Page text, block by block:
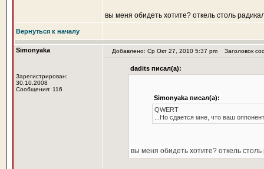
вы меня обидеть хотите? откель столь
Вернуться к началу
Simonyaka
Зарегистрирован:
30.10.2008
Сообщения: 116
Добавлено: Ср Окт 27, 2010 5:37 pm Заголовок
dadits писал(а):
Simonyaka писал(а):
QWERT
...Но сдается мне, что ваш
вы меня обидеть хотите? откель